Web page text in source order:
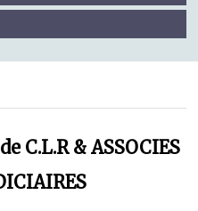
C.L.R & ASSOCIES